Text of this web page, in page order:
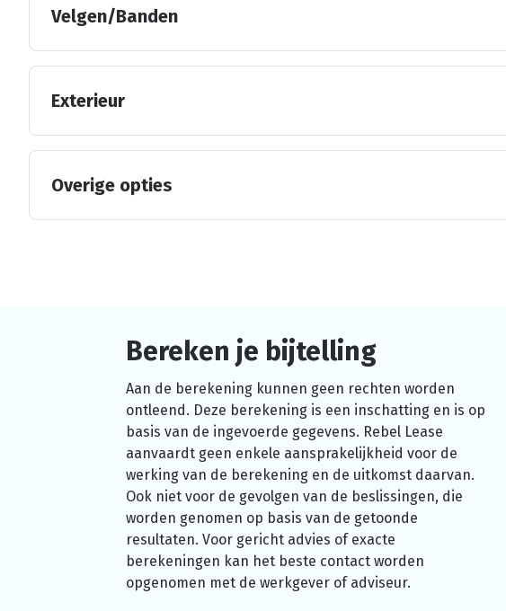
Velgen/Banden
Exterieur
Overige opties
Bereken je bijtelling
Aan de berekening kunnen geen rechten worden
ontleend. Deze berekening is een inschatting en is op
basis van de ingevoerde gegevens. Rebel Lease
aanvaardt geen enkele aansprakelijkheid voor de
werking van de berekening en de uitkomst daarvan.
Ook niet voor de gevolgen van de beslissingen, die
worden genomen op basis van de getoonde
resultaten. Voor gericht advies of exacte
berekeningen kan het beste contact worden
opgenomen met de werkgever of adviseur.